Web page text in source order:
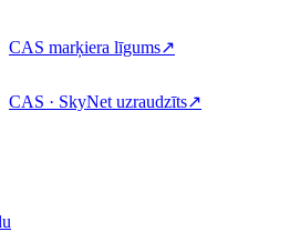
CAS marķiera līgums↗
CAS · SkyNet uzraudzīts↗